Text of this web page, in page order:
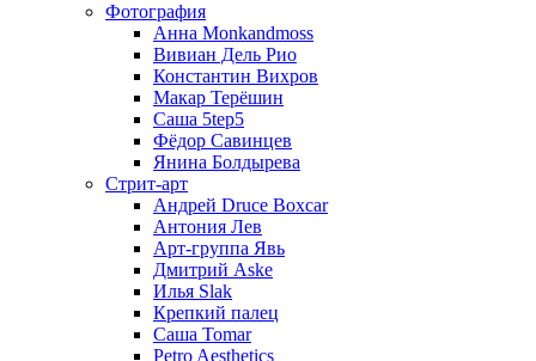
Фотография
Анна Monkandmoss
Вивиан Дель Рио
Константин Вихров
Макар Терёшин
Саша 5tep5
Фёдор Савинцев
Янина Болдырева
Стрит-арт
Андрей Druce Boxcar
Антония Лев
Арт-группа Явь
Дмитрий Aske
Илья Slak
Крепкий палец
Саша Tomar
Petro Aesthetics